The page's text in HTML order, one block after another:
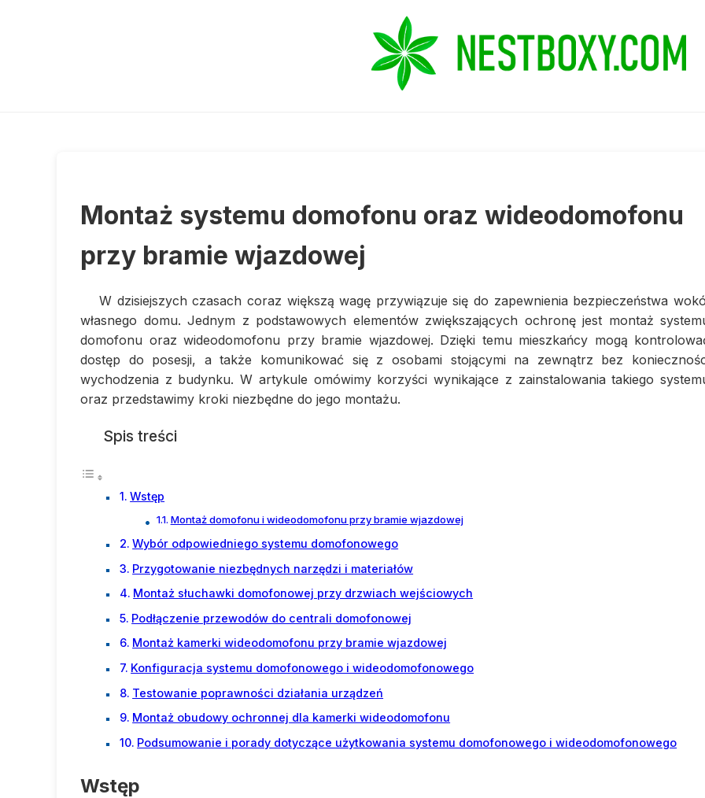
Montaż systemu domofonu oraz wideodomofonu
przy bramie wjazdowej
W dzisiejszych czasach coraz większą wagę przywiązuje się do zapewnienia bezpieczeństwa
własnego domu. Jednym z podstawowych elementów zwiększających ochronę jest montaż
domofonu oraz wideodomofonu przy bramie wjazdowej. Dzięki temu mieszkańcy mogą
dostęp do posesji, a także komunikować się z osobami stojącymi na zewnątrz bez
wychodzenia z budynku. W artykule omówimy korzyści wynikające z zainstalowania takiego
oraz przedstawimy kroki niezbędne do jego montażu.
Spis treści
Wstęp
Montaż domofonu i wideodomofonu przy bramie wjazdowej
Wybór odpowiedniego systemu domofonowego
Przygotowanie niezbędnych narzędzi i materiałów
Montaż słuchawki domofonowej przy drzwiach wejściowych
Podłączenie przewodów do centrali domofonowej
Montaż kamerki wideodomofonu przy bramie wjazdowej
Konfiguracja systemu domofonowego i wideodomofonowego
Testowanie poprawności działania urządzeń
Montaż obudowy ochronnej dla kamerki wideodomofonu
Podsumowanie i porady dotyczące użytkowania systemu domofonowego i wideodomofonowego
Wstęp